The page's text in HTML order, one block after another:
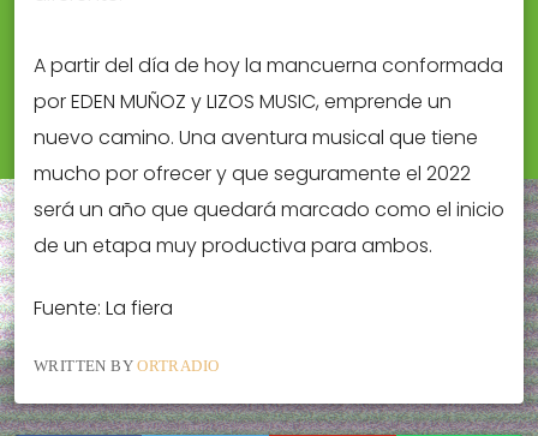
A partir del día de hoy la mancuerna conformada
por EDEN MUÑOZ y LIZOS MUSIC, emprende un
nuevo camino. Una aventura musical que tiene
mucho por ofrecer y que seguramente el 2022
será un año que quedará marcado como el inicio
de un etapa muy productiva para ambos.
Fuente: La fiera
WRITTEN BYORTRADIO